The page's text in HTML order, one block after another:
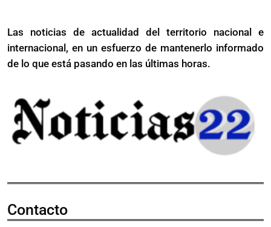
Las noticias de actualidad del territorio nacional e
internacional, en un esfuerzo de mantenerlo informado
de lo que está pasando en las últimas horas.
Contacto